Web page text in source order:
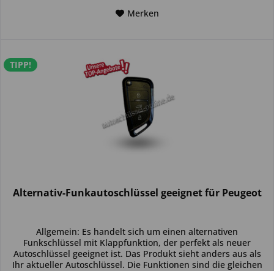
Merken
TIPP!
Alternativ-Funkautoschlüssel geeignet für Peugeot
Allgemein: Es handelt sich um einen alternativen
Funkschlüssel mit Klappfunktion, der perfekt als neuer
Autoschlüssel geeignet ist. Das Produkt sieht anders aus als
Ihr aktueller Autoschlüssel. Die Funktionen sind die gleichen